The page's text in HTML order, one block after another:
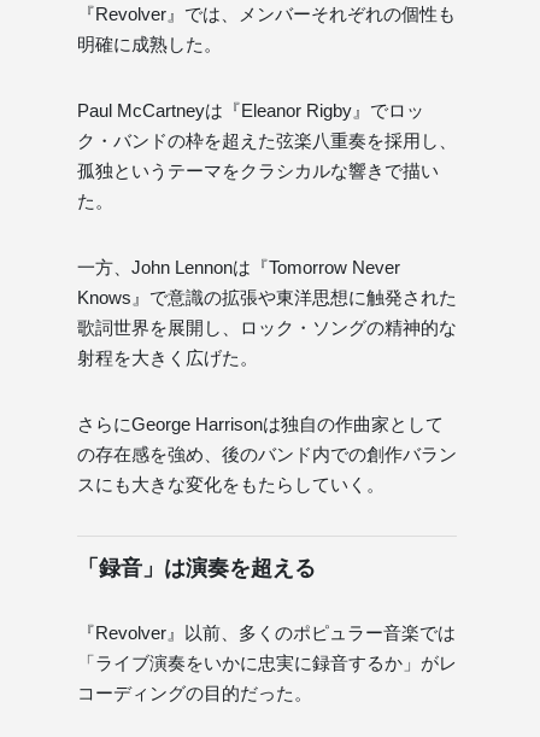
『Revolver』では、メンバーそれぞれの個性も
明確に成熟した。
Paul McCartneyは『Eleanor Rigby』でロッ
ク・バンドの枠を超えた弦楽八重奏を採用し、
孤独というテーマをクラシカルな響きで描い
た。
一方、John Lennonは『Tomorrow Never
Knows』で意識の拡張や東洋思想に触発された
歌詞世界を展開し、ロック・ソングの精神的な
射程を大きく広げた。
さらにGeorge Harrisonは独自の作曲家として
の存在感を強め、後のバンド内での創作バラン
スにも大きな変化をもたらしていく。
「録音」は演奏を超える
『Revolver』以前、多くのポピュラー音楽では
「ライブ演奏をいかに忠実に録音するか」がレ
コーディングの目的だった。